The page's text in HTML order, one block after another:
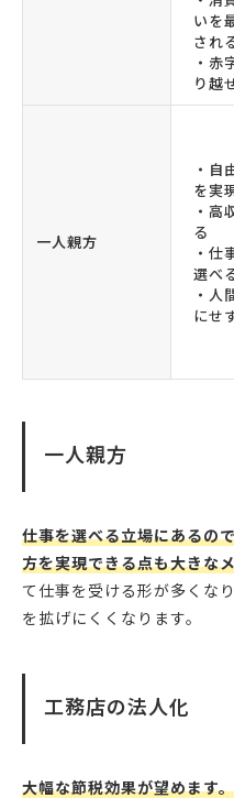
いを
され
・赤
り越
一人親方
・自
を実
・高
る
・仕
選べ
・人
にせ
一人親方
仕事を選べる立場にあるの
方を実現できる点も大きな
て仕事を受ける形が多くな
を拡げにくくなります。
工務店の法人化
大幅な節税効果が望めます